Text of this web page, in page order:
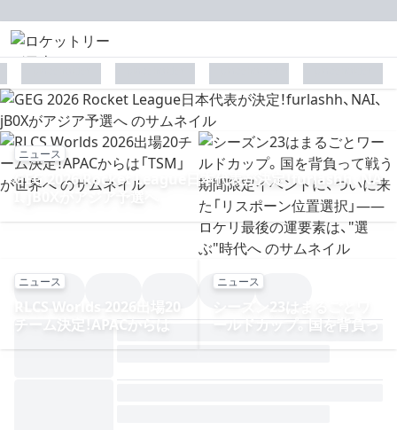
ニュース
GEG 2026 Rocket League日本代表が決定！furlashh、NA
ニュース
RLCS Worlds 2026出場20
チーム決定！APACからは
ニュース
シーズン23はまるごとワ
ールドカップ。国を背負っ
ン位置選択」——ロケリ最